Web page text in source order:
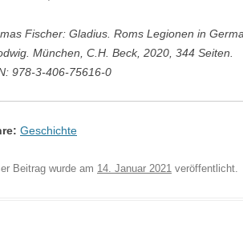
Fischer: Gladius. Roms Legionen in
München, C.H. Beck, 2020, 344 Seiten.
978-3-406-75616-0
Geschichte
Beitrag wurde am 14. Januar 2021 veröffentlicht.